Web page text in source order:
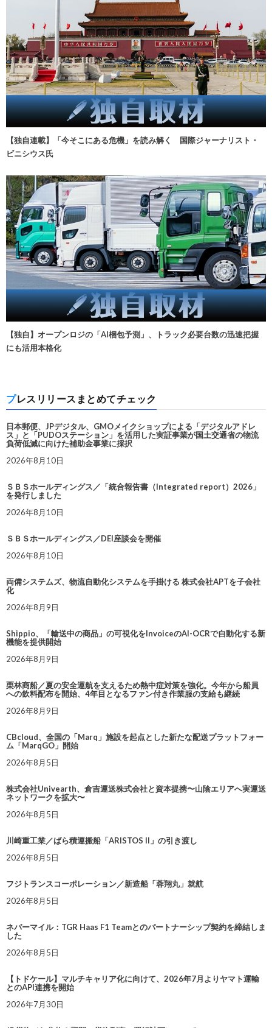
【独自連載】「今そこにある危機」を読み解く 国際ジャーナリスト・
ビニシウス氏
【独自】オープンロジの「AI梱包予測」、トラック必要台数の迅速把握
にも活用本格化
プレスリリースまとめてチェック
日本郵便、JPデジタル、GMOメイクショップによる「デジタルアドレ
ス」と「PUDOステーション」を活用した実証事業が国土交通省の物流
負荷低減に向けた補助金事業に採択
2026年8月10日
ＳＢＳホールディングス／「統合報告書（Integrated report）2026」
を発行しました
2026年8月10日
ＳＢＳホールディングス／DEI座談会を開催
2026年8月10日
両備システムズ、物流自動化システムを手掛ける 株式会社APTを子会社
化
2026年8月9日
Shippio、「輸送中の商品」の可視化をInvoiceのAI-OCRで自動化する新
機能を提供開始
2026年8月9日
栗林商船／夏の安全運航を支えるため熱中症対策を強化。今年から船員
への飲料配布を開始、4年目となるファン付き作業服の支給も継続
2026年8月9日
CBcloud、全国の「Marq」施設を起点とした新たな配送プラットフォー
ム「MarqGO」開始
2026年8月5日
株式会社Univearth、倉吉運送株式会社と資本提携〜山陰エリアへ実運送
ネットワークを拡大〜
2026年8月5日
川崎重工業／ばら積運搬船「ARISTOS II」の引き渡し
2026年8月5日
フジトランスコーポレーション／新造船「蓉翔丸」就航
2026年8月5日
ネバーマイル：TGR Haas F1 Teamとのパートナーシップ契約を締結しま
した
2026年8月5日
【トドケール】マルチキャリア化に向けて、2026年7月よりヤマト運輸
とのAPI連携を開始
2026年7月30日